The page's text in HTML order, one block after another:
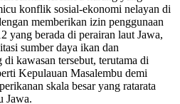
konflik sosial-ekonomi nelayan di
memberikan izin penggunaan
yang berada di perairan laut Jawa,
sumber daya ikan dan
kawasan tersebut, terutama di
Kepulauan Masalembu demi
skala besar yang ratarata
Jawa.